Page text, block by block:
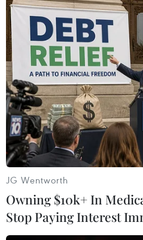
đầy tham vọng của
Mỹ, và trên thực tế,
trở thành đấu trường
giữa Mỹ và Trung Quốc,
xem nhẹ việc sử dụng
gian.
[Lĩnh vực hàng không
hút đầu tư tại Trung
Bên cạnh kinh tế, xã hội,
ngày càng phụ thuộc vào
tầm quan trọng của
lĩnh vực chiến đấu ngày
Chính quyền Chủ tịch
JG Wentworth
Owning $10k+ In
Stop Paying Interest